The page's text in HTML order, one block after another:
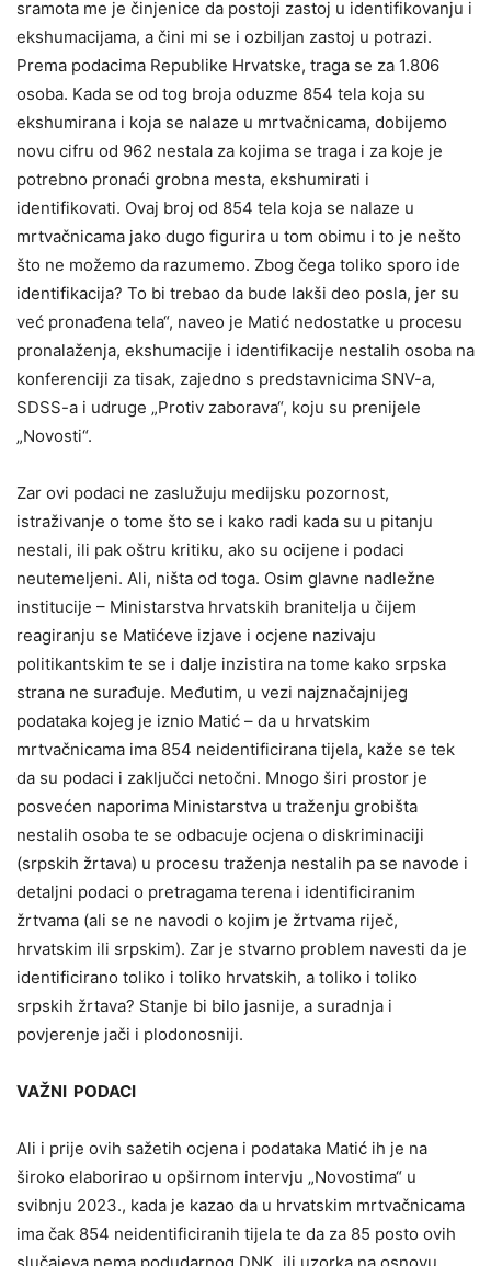
sramota me je činjenice da postoji zastoj u identifikovanju i
ekshumacijama, a čini mi se i ozbiljan zastoj u potrazi.
Prema podacima Republike Hrvatske, traga se za 1.806
osoba. Kada se od tog broja oduzme 854 tela koja su
ekshumirana i koja se nalaze u mrtvačnicama, dobijemo
novu cifru od 962 nestala za kojima se traga i za koje je
potrebno pronaći grobna mesta, ekshumirati i
identifikovati. Ovaj broj od 854 tela koja se nalaze u
mrtvačnicama jako dugo figurira u tom obimu i to je nešto
što ne možemo da razumemo. Zbog čega toliko sporo ide
identifikacija? To bi trebao da bude lakši deo posla, jer su
već pronađena tela“, naveo je Matić nedostatke u procesu
pronalaženja, ekshumacije i identifikacije nestalih osoba na
konferenciji za tisak, zajedno s predstavnicima SNV-a,
SDSS-a i udruge „Protiv zaborava“, koju su prenijele
„Novosti“.
Zar ovi podaci ne zaslužuju medijsku pozornost,
istraživanje o tome što se i kako radi kada su u pitanju
nestali, ili pak oštru kritiku, ako su ocijene i podaci
neutemeljeni. Ali, ništa od toga. Osim glavne nadležne
institucije – Ministarstva hrvatskih branitelja u čijem
reagiranju se Matićeve izjave i ocjene nazivaju
politikantskim te se i dalje inzistira na tome kako srpska
strana ne surađuje. Međutim, u vezi najznačajnijeg
podataka kojeg je iznio Matić – da u hrvatskim
mrtvačnicama ima 854 neidentificirana tijela, kaže se tek
da su podaci i zaključci netočni. Mnogo širi prostor je
posvećen naporima Ministarstva u traženju grobišta
nestalih osoba te se odbacuje ocjena o diskriminaciji
(srpskih žrtava) u procesu traženja nestalih pa se navode i
detaljni podaci o pretragama terena i identificiranim
žrtvama (ali se ne navodi o kojim je žrtvama riječ,
hrvatskim ili srpskim). Zar je stvarno problem navesti da je
identificirano toliko i toliko hrvatskih, a toliko i toliko
srpskih žrtava? Stanje bi bilo jasnije, a suradnja i
povjerenje jači i plodonosniji.
VAŽNI PODACI
Ali i prije ovih sažetih ocjena i podataka Matić ih je na
široko elaborirao u opširnom intervju „Novostima“ u
svibnju 2023., kada je kazao da u hrvatskim mrtvačnicama
ima čak 854 neidentificiranih tijela te da za 85 posto ovih